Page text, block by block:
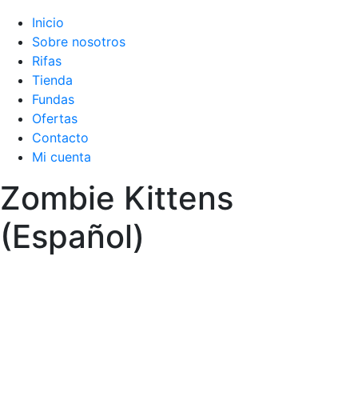
Inicio
Sobre nosotros
Rifas
Tienda
Fundas
Ofertas
Contacto
Mi cuenta
Zombie Kittens
(Español)